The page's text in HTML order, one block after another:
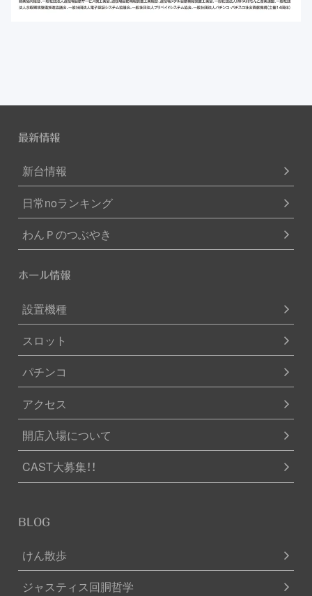
最新情報
新台情報
日常noランキング
わんＰのつぶやき
ホール情報
設置機種
スロット
パチンコ
アクセス
開店入場について
CAST大募集！！
BLOG
けん散歩
ジャスティス回胴哲学